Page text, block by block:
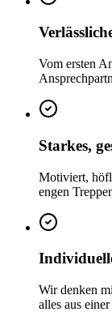
Vom ersten
Starkes,
Motiviert,
engen
Wir denken
alles aus